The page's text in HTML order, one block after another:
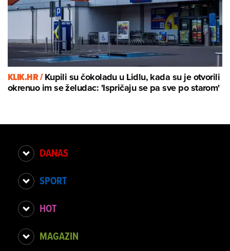
KLIK.HR /Kupili su čokoladu u Lidlu, kada su je otvorili
okrenuo im se želudac: 'Ispričaju se pa sve po starom'
DANAS
SPORT
HOT
MAGAZIN